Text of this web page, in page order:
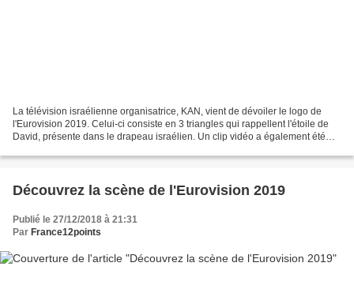
La télévision israélienne organisatrice, KAN, vient de dévoiler le logo de
l'Eurovision 2019. Celui-ci consiste en 3 triangles qui rappellent l'étoile de
David, présente dans le drapeau israélien. Un clip vidéo a également été
Découvrez la scène de l'Eurovision 2019
Publié le 27/12/2018 à 21:31
Par France12points